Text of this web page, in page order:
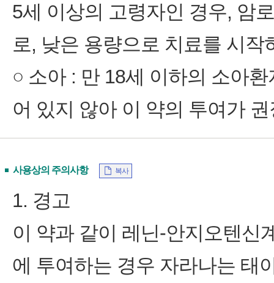
5세 이상의 고령자인 경우, 암
로, 낮은 용량으로 치료를 시
○ 소아 : 만 18세 이하의 소아
어 있지 않아 이 약의 투여가
사용상의 주의사항 복사
1. 경고
이 약과 같이 레닌-안지오텐신
에 투여하는 경우 자라나는 태